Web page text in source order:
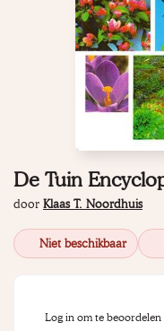
De Tuin
door Klaas T. Noordhuis
Niet beschikbaar
Log in om te beoordelen